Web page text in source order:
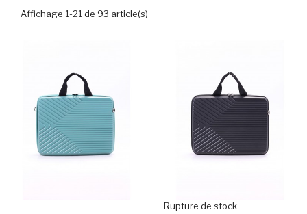
Affichage 1-21 de 93 article(s)
Rupture de stock